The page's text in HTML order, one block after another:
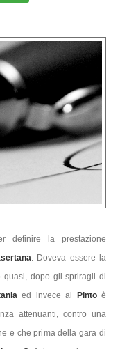
definire la prestazione
. Doveva essere la
quasi, dopo gli spriragli di
ed invece al Pintoè
attenuanti, contro una
e che prima della gara di